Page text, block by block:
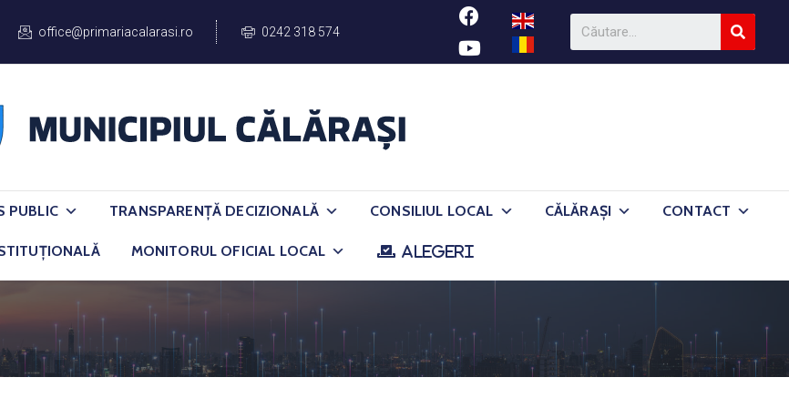
office@primariacalarasi.ro 0242 318 574
PUBLIC TRANSPARENȚĂ DECIZIONALĂ CONSILIUL LOCAL CĂLĂRAȘI CONTACT
MONITORUL OFICIAL LOCAL ALEGERI